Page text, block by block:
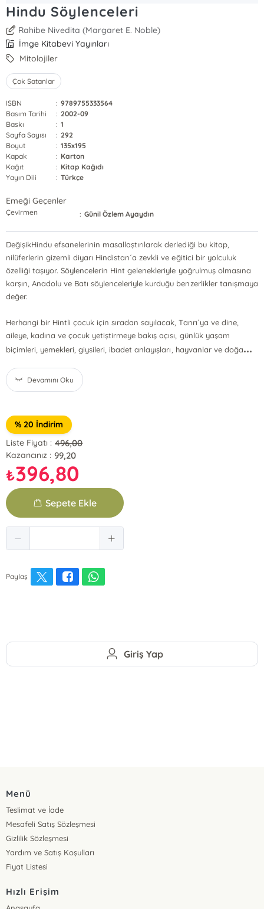
Hindu Söylenceleri
Rahibe Nivedita (Margaret E. Noble)
İmge Kitabevi Yayınları
Mitolojiler
Çok Satanlar
ISBN : 9789755333564
Basım Tarihi
: 2002-09
Baskı
: 1
Sayfa Sayısı
: 292
Boyut
: 135x195
Kapak
: Karton
Kağıt
: Kitap Kağıdı
Yayın Dili
: Türkçe
Emeği Geçenler
Çevirmen : Günil Özlem Ayaydın
DeğişikHindu efsanelerinin masallaştırılarak derlediği bu kitap,
nilüferlerin gizemli diyarı Hindistan´a zevkli ve eğitici bir yolculuk
özelliği taşıyor. Söylencelerin Hint gelenekleriyle yoğrulmuş olmasına
karşın, Anadolu ve Batı söylenceleriyle kurduğu benzerlikler tanışmaya
değer.
Herhangi bir Hintli çocuk için sıradan sayılacak, Tanrı´ya ve dine,
aileye, kadına ve çocuk yetiştirmeye bakış açısı, günlük yaşam
biçimleri, yemekleri, giysileri, ibadet anlayışları, hayvanlar ve doğa...
Devamını Oku
% 20 İndirim
Liste Fiyatı : 496,00
Kazancınız : 99,20
₺396,80
Sepete Ekle
Paylaş
Giriş Yap
Menü
Teslimat ve İade
Mesafeli Satış Sözleşmesi
Gizlilik Sözleşmesi
Yardım ve Satış Koşulları
Fiyat Listesi
Hızlı Erişim